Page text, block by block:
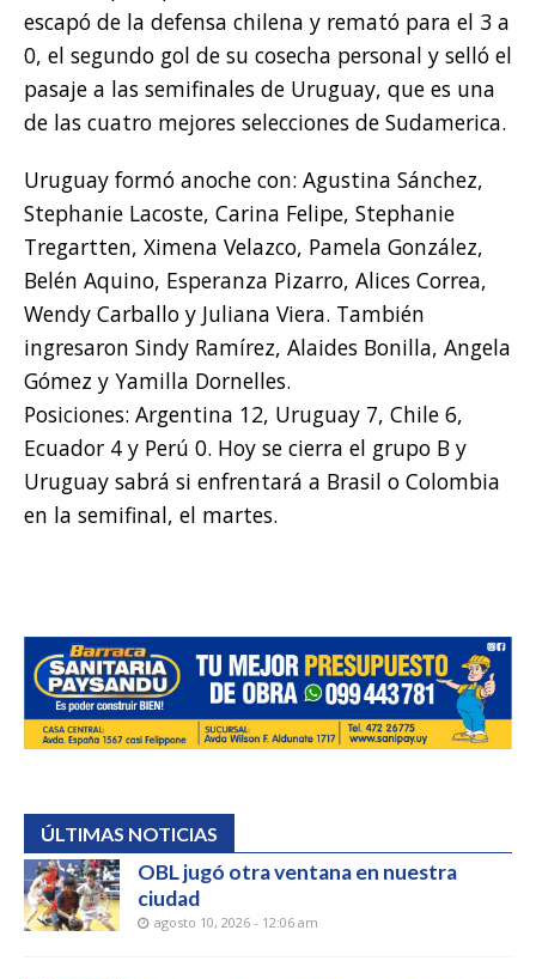
escapó de la defensa chilena y remató para el 3 a
0, el segundo gol de su cosecha personal y selló el
pasaje a las semifinales de Uruguay, que es una
de las cuatro mejores selecciones de Sudamerica.
Uruguay formó anoche con: Agustina Sánchez,
Stephanie Lacoste, Carina Felipe, Stephanie
Tregartten, Ximena Velazco, Pamela González,
Belén Aquino, Esperanza Pizarro, Alices Correa,
Wendy Carballo y Juliana Viera. También
ingresaron Sindy Ramírez, Alaides Bonilla, Angela
Gómez y Yamilla Dornelles.
Posiciones: Argentina 12, Uruguay 7, Chile 6,
Ecuador 4 y Perú 0. Hoy se cierra el grupo B y
Uruguay sabrá si enfrentará a Brasil o Colombia
en la semifinal, el martes.
ÚLTIMAS NOTICIAS
OBL jugó otra ventana en nuestra
ciudad
agosto 10, 2026 - 12:06 am